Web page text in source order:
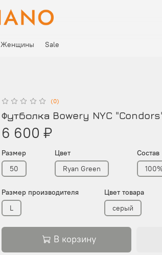
Женщины Sale
(0)
Футболка Bowery NYC
6 600 ₽
Размер
50
Цвет
Ryan Green
Состав
Размер производителя
L
Цвет товара
серый
В корзину